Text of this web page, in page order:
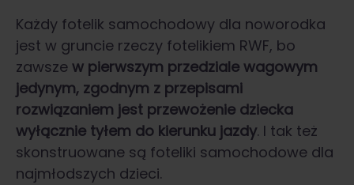
Każdy fotelik samochodowy dla noworodka
jest w gruncie rzeczy fotelikiem RWF, bo
zawsze w pierwszym przedziale wagowym
jedynym, zgodnym z przepisami
rozwiązaniem jest przewożenie dziecka
wyłącznie tyłem do kierunku jazdy. I tak też
skonstruowane są foteliki samochodowe dla
najmłodszych dzieci.